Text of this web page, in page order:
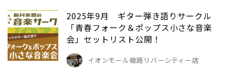
2025年9月 ギター弾き語りサークル
「青春フォーク＆ポップス小さな音楽
会」セットリスト公開！
イオンモール姫路リバーシティー店